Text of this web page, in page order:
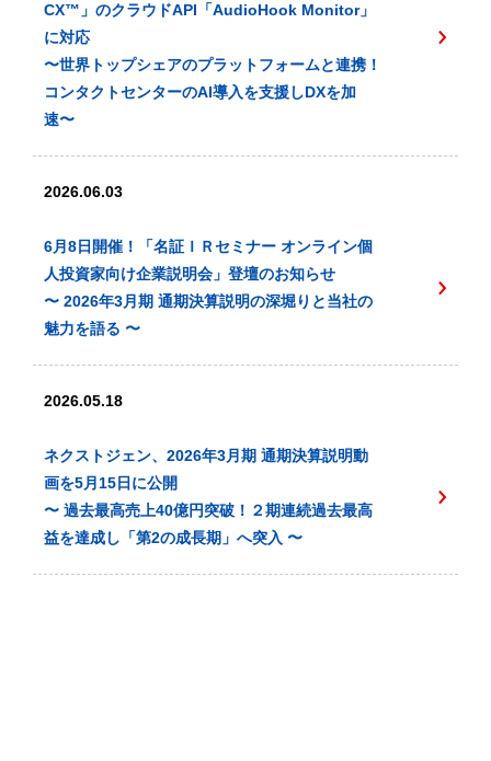
CX™️」のクラウドAPI「AudioHook Monitor」
に対応
〜世界トップシェアのプラットフォームと連携！
コンタクトセンターのAI導入を支援しDXを加
速〜
2026.06.03
6月8日開催！「名証ＩＲセミナー オンライン個
人投資家向け企業説明会」登壇のお知らせ
〜 2026年3月期 通期決算説明の深堀りと当社の
魅力を語る 〜
2026.05.18
ネクストジェン、2026年3月期 通期決算説明動
画を5月15日に公開
〜 過去最高売上40億円突破！２期連続過去最高
益を達成し「第2の成長期」へ突入 〜